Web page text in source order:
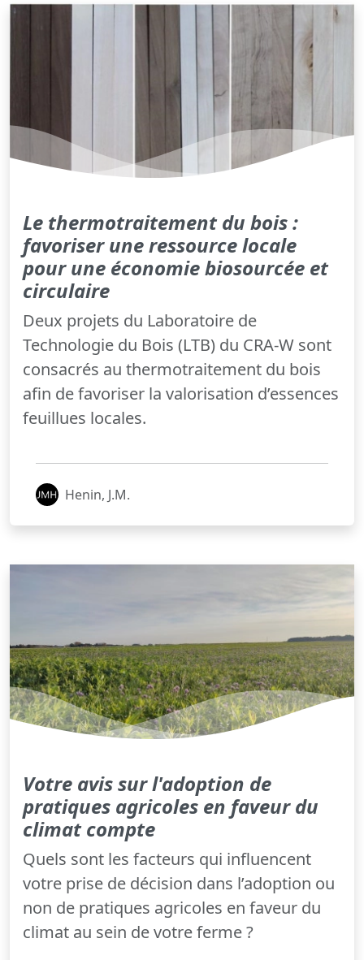
Le thermotraitement du bois :
favoriser une ressource locale
pour une économie biosourcée et
circulaire
Deux projets du Laboratoire de
Technologie du Bois (LTB) du CRA-W sont
consacrés au thermotraitement du bois
afin de favoriser la valorisation d’essences
feuillues locales.
Henin, J.M.
Votre avis sur l'adoption de
pratiques agricoles en faveur du
climat compte
Quels sont les facteurs qui influencent
votre prise de décision dans l’adoption ou
non de pratiques agricoles en faveur du
climat au sein de votre ferme ?